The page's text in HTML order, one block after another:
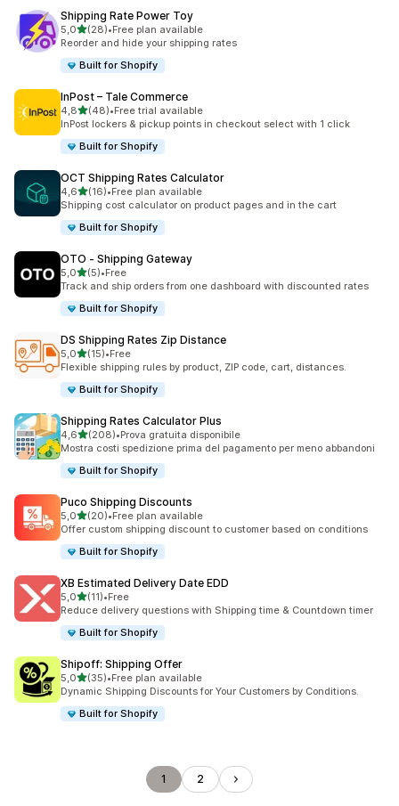
Shipping Rate Power Toy
5,0stelle su 5
(28)
28 recensioni totali
•Free plan available
Reorder and hide your shipping rates
Built for Shopify
InPost – Tale Commerce
4,8stelle su 5
(48)
48 recensioni totali
•Free trial available
InPost lockers & pickup points in checkout select with 1 click
Built for Shopify
OCT Shipping Rates Calculator
4,6stelle su 5
(16)
16 recensioni totali
•Free plan available
Shipping cost calculator on product pages and in the cart
Built for Shopify
OTO ‑ Shipping Gateway
5,0stelle su 5
(5)
5 recensioni totali
•Free
Track and ship orders from one dashboard with discounted rates
Built for Shopify
DS Shipping Rates Zip Distance
5,0stelle su 5
(15)
15 recensioni totali
•Free
Flexible shipping rules by product, ZIP code, cart, distances.
Built for Shopify
Shipping Rates Calculator Plus
4,6stelle su 5
(208)
208 recensioni totali
•Prova gratuita disponibile
Mostra costi spedizione prima del pagamento per meno abbandoni
Built for Shopify
Puco Shipping Discounts
5,0stelle su 5
(20)
20 recensioni totali
•Free plan available
Offer custom shipping discount to customer based on conditions
Built for Shopify
XB Estimated Delivery Date EDD
5,0stelle su 5
(11)
11 recensioni totali
•Free
Reduce delivery questions with Shipping time & Countdown timer
Built for Shopify
Shipoff: Shipping Offer
5,0stelle su 5
(35)
35 recensioni totali
•Free plan available
Dynamic Shipping Discounts for Your Customers by Conditions.
Built for Shopify
1 2